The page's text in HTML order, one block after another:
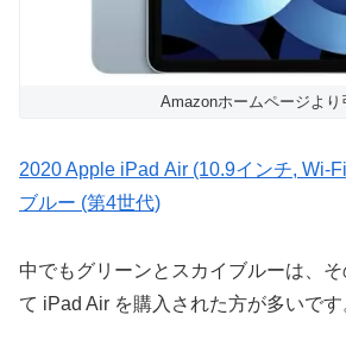
Amazonホームページより
2020 Apple iPad Air (10.9インチ, Wi-
ブルー (第4世代)
中でもグリーンとスカイブルーは、
て iPad Air を購入された方が多いです